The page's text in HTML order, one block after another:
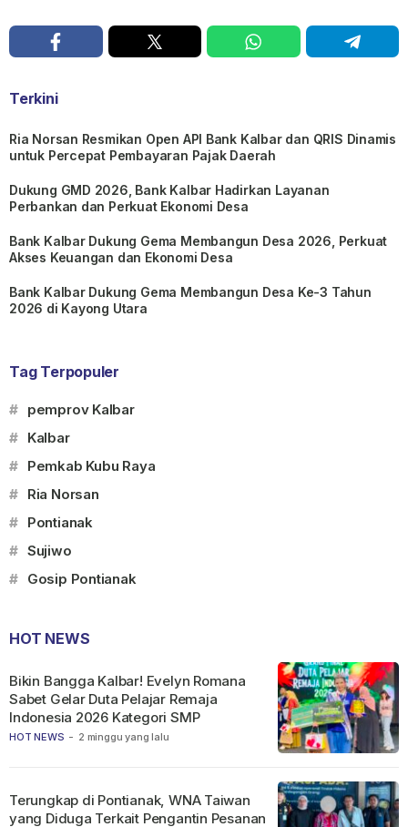
Terkini
Ria Norsan Resmikan Open API Bank Kalbar dan QRIS Dinamis
untuk Percepat Pembayaran Pajak Daerah
Dukung GMD 2026, Bank Kalbar Hadirkan Layanan
Perbankan dan Perkuat Ekonomi Desa
Bank Kalbar Dukung Gema Membangun Desa 2026, Perkuat
Akses Keuangan dan Ekonomi Desa
Bank Kalbar Dukung Gema Membangun Desa Ke-3 Tahun
2026 di Kayong Utara
Tag Terpopuler
# pemprov Kalbar
# Kalbar
# Pemkab Kubu Raya
# Ria Norsan
# Pontianak
# Sujiwo
# Gosip Pontianak
HOT NEWS
HOT NEWS - 2 minggu yang lalu
Bikin Bangga Kalbar! Evelyn Romana
Sabet Gelar Duta Pelajar Remaja
Indonesia 2026 Kategori SMP
Terungkap di Pontianak, WNA Taiwan
yang Diduga Terkait Pengantin Pesanan